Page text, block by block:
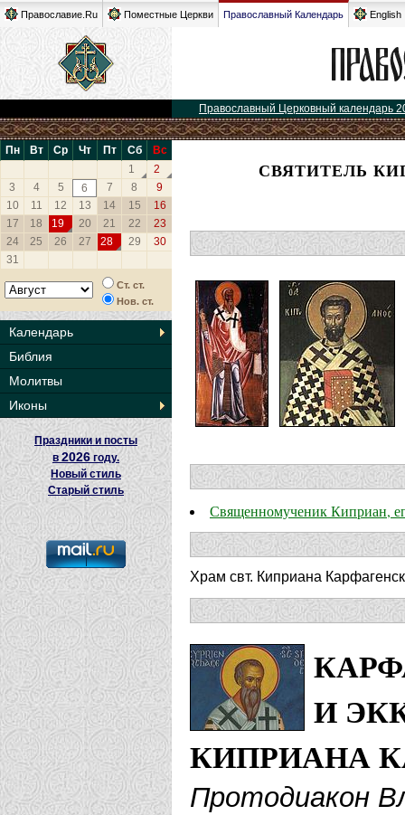
Православие.Ru Поместные Церкви Православный Календарь English
Православный Церковный календарь
Пн Вт Ср Чт Пт Сб
Вс
1
2
3
4 5 6 7 8
9
10
11 12 13 14 15
16
17
18 19 20 21 22
23
24
25 26 27 28 29
30
31
Ст. ст.
Нов. ст.
Календарь
Библия
Молитвы
Иконы
Праздники и посты
в2026 году.
Новый стиль
Старый стиль
СВЯТИТЕЛЬ
Священномученик Киприан,
Храм свт. Киприана
И
КИПРИАНА
Протодиакон